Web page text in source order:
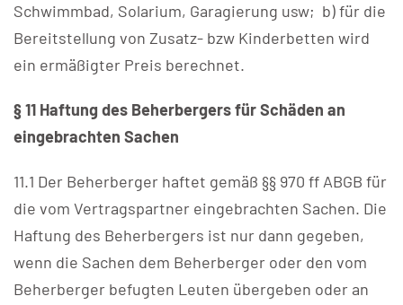
Schwimmbad, Solarium, Garagierung usw; b) für die
Bereitstellung von Zusatz- bzw Kinderbetten wird
ein ermäßigter Preis berechnet.
§ 11 Haftung des Beherbergers für Schäden an
eingebrachten Sachen
11.1 Der Beherberger haftet gemäß §§ 970 ff ABGB für
die vom Vertragspartner eingebrachten Sachen. Die
Haftung des Beherbergers ist nur dann gegeben,
wenn die Sachen dem Beherberger oder den vom
Beherberger befugten Leuten übergeben oder an